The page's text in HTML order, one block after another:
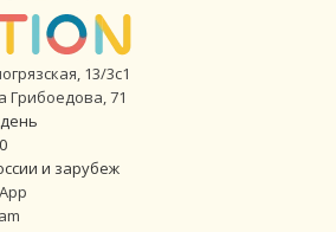
13/3с1
Грибоедова, 71
и зарубеж